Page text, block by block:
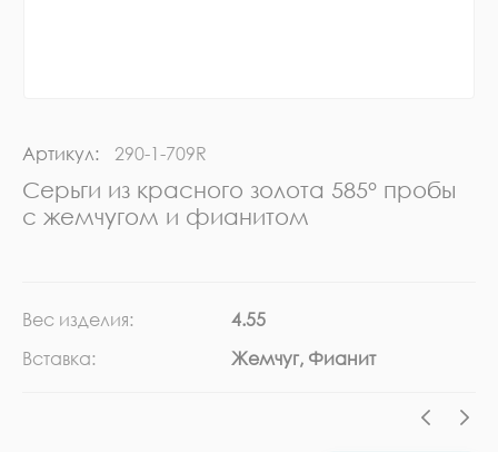
Артикул: 290-1-709R
Серьги из красного золота 585° пробы
с жемчугом и фианитом
Вес изделия:
4.55
Вставка:
Жемчуг, Фианит